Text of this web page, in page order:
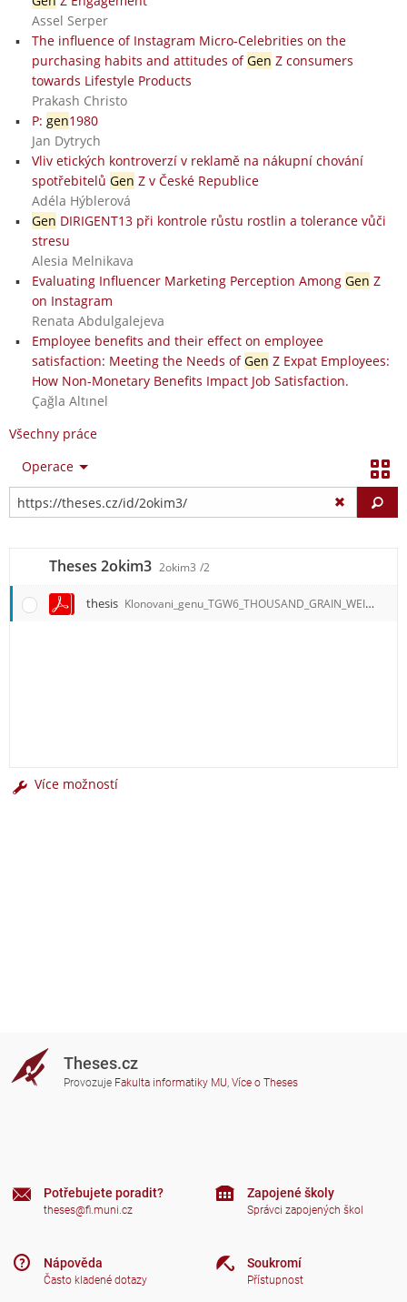
Assel Serper
The influence of Instagram Micro-Celebrities on the
purchasing habits and attitudes ofGen Z consumers
towards Lifestyle Products
Prakash Christo
P: gen1980
Jan Dytrych
Vliv etických kontroverzí v reklamě na nákupní chování
spotřebitelů Gen Z v České Republice
Adéla Hýblerová
Gen DIRIGENT13 při kontrole růstu rostlin a tolerance vůči
stresu
Alesia Melnikava
Evaluating Influencer Marketing Perception Among Gen Z
on Instagram
Renata Abdulgalejeva
Employee benefits and their effect on employee
satisfaction: Meeting the Needs ofGen Z Expat Employees:
How Non-Monetary Benefits Impact Job Satisfaction.
Çağla Altınel
Všechny práce
Operace
Theses 2okim3 2okim3 /2
thesis Klonovani_genu_TGW6_THOUSAND_GRAIN_WEIGHT_6_z_Jecmene_set.pdf
Více možností
Theses.cz
Provozuje Fakulta informatiky MU, Více o Theses
Potřebujete poradit?
theses@fi.muni.cz
Nápověda
Často kladené dotazy
Zapojené školy
Správci zapojených škol
Soukromí
Přístupnost